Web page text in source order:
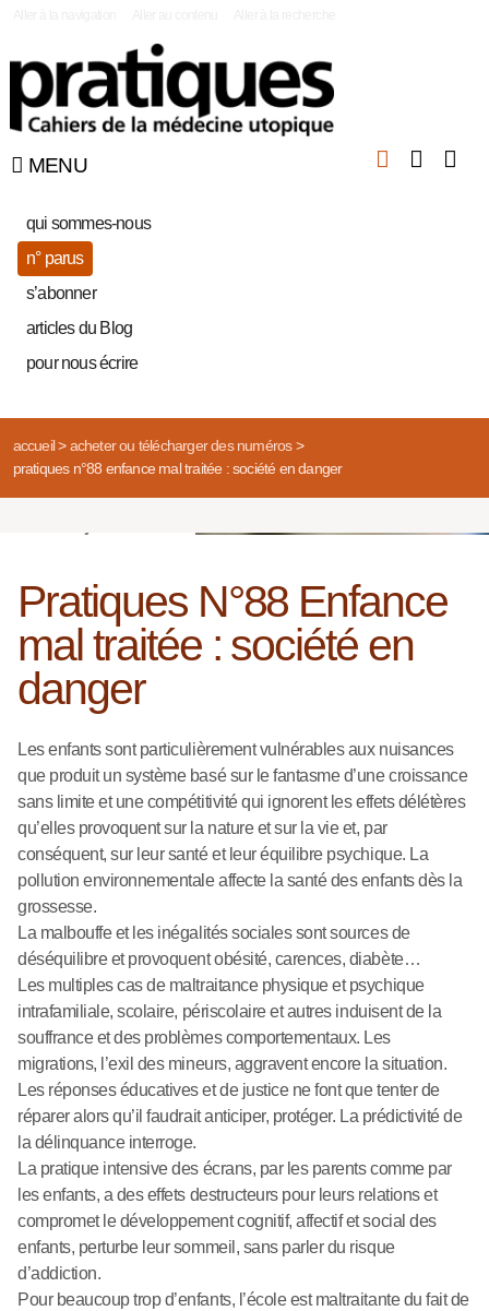
MENU
qui sommes-nous
n° parus
s’abonner
articles du Blog
pour nous écrire
accueil> acheter ou télécharger des numéros>
pratiques n°88 enfance mal traitée : société en danger
Pratiques N°88 Enfance
mal traitée : société en
danger
Les enfants sont particulièrement vulnérables aux nuisances
que produit un système basé sur le fantasme d’une croissance
sans limite et une compétitivité qui ignorent les effets délétères
qu’elles provoquent sur la nature et sur la vie et, par
conséquent, sur leur santé et leur équilibre psychique. La
pollution environnementale affecte la santé des enfants dès la
grossesse.
La malbouffe et les inégalités sociales sont sources de
déséquilibre et provoquent obésité, carences, diabète…
Les multiples cas de maltraitance physique et psychique
intrafamiliale, scolaire, périscolaire et autres induisent de la
souffrance et des problèmes comportementaux. Les
migrations, l’exil des mineurs, aggravent encore la situation.
Les réponses éducatives et de justice ne font que tenter de
réparer alors qu’il faudrait anticiper, protéger. La prédictivité de
la délinquance interroge.
La pratique intensive des écrans, par les parents comme par
les enfants, a des effets destructeurs pour leurs relations et
compromet le développement cognitif, affectif et social des
enfants, perturbe leur sommeil, sans parler du risque
d’addiction.
Pour beaucoup trop d’enfants, l’école est maltraitante du fait de